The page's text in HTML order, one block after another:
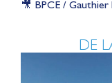
🎥 BPCE / Gauthier
DE